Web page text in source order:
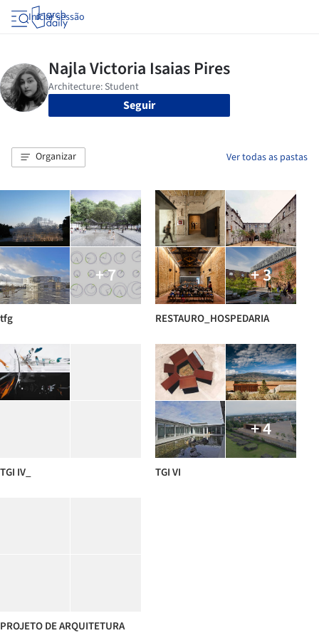
Iniciar sessão
Seguir
Organizar Ver todas as pastas
+ 7
tfg
+ 3
RESTAURO_HOSPEDARIA
TGI IV_
+ 4
TGI VI
PROJETO DE ARQUITETURA